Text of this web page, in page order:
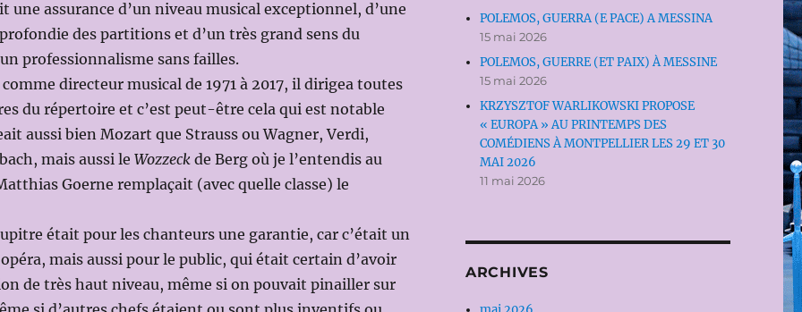
une assurance d’un niveau musical exceptionnel, d’une
des partitions et d’un très grand sens du
professionnalisme sans failles.
directeur musical de 1971 à 2017, il dirigea toutes
du répertoire et c’est peut-être cela qui est notable
aussi bien Mozart que Strauss ou Wagner, Verdi,
mais aussi le Wozzeckde Berg où je l’entendis au
Goerne remplaçait (avec quelle classe) le
était pour les chanteurs une garantie, car c’était un
mais aussi pour le public, qui était certain d’avoir
de très haut niveau, même si on pouvait pinailler sur
POLEMOS, GUERRA (E PACE) A MESSINA
15 mai 2026
POLEMOS, GUERRE (ET PAIX) À MESSINE
15 mai 2026
KRZYSZTOF WARLIKOWSKI PROPOSE
« EUROPA » AU PRINTEMPS DES
COMÉDIENS À MONTPELLIER LES 29 ET 30
MAI 2026
11 mai 2026
ARCHIVES